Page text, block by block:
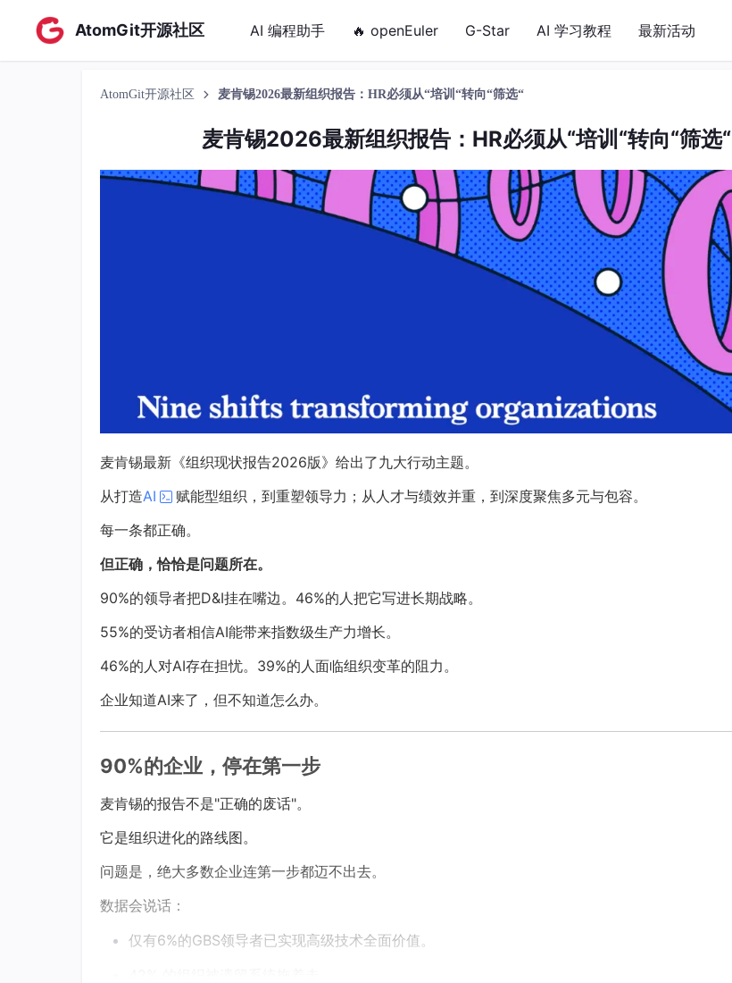
AtomGit开源社区 AI 编程助手 🔥 openEuler G-Star AI 学习教程 最新活动
AtomGit开源社区 麦肯锡2026最新组织报告：HR必须从“培训“转向“筛选“
麦肯锡2026最新组织报告：HR必须从“培训“转向“筛选“
麦肯锡最新《组织现状报告2026版》给出了九大行动主题。
从打造AI
赋能型组织，到重塑领导力；从人才与绩效并重，到深度聚焦多元与包容。
每一条都正确。
但正确，恰恰是问题所在。
90%的领导者把D&I挂在嘴边。46%的人把它写进长期战略。
55%的受访者相信AI能带来指数级生产力增长。
46%的人对AI存在担忧。39%的人面临组织变革的阻力。
企业知道AI来了，但不知道怎么办。
90%的企业，停在第一步
麦肯锡的报告不是"正确的废话"。
它是组织进化的路线图。
问题是，绝大多数企业连第一步都迈不出去。
数据会说话：
仅有6%的GBS领导者已实现高级技术全面价值。